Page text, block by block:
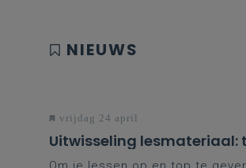
NIEUWS
vrijdag 24 april
Uitwisseling lesmateriaal: